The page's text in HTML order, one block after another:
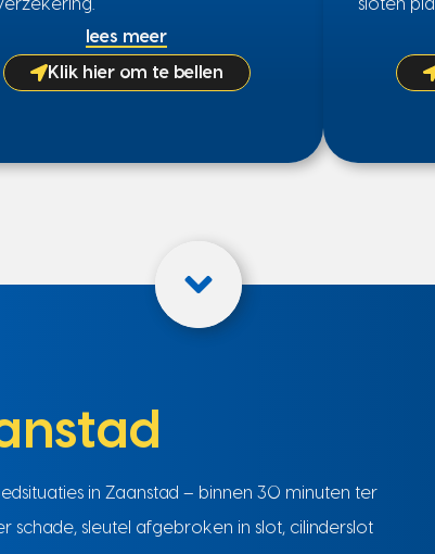
lees meer
Klik hier om te bellen
sloten
in Zaanstad – binnen 30 minuten ter
schade, sleutel afgebroken in slot, cilinderslot